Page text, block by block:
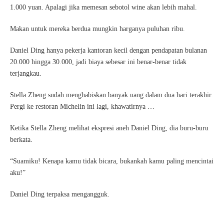
1.000 yuan. Apalagi jika memesan sebotol wine akan lebih mahal.
Makan untuk mereka berdua mungkin harganya puluhan ribu.
Daniel Ding hanya pekerja kantoran kecil dengan pendapatan bulanan
20.000 hingga 30.000, jadi biaya sebesar ini benar-benar tidak
terjangkau.
Stella Zheng sudah menghabiskan banyak uang dalam dua hari terakhir.
Pergi ke restoran Michelin ini lagi, khawatirnya …
Ketika Stella Zheng melihat ekspresi aneh Daniel Ding, dia buru-buru
berkata.
“Suamiku! Kenapa kamu tidak bicara, bukankah kamu paling mencintai
aku!”
Daniel Ding terpaksa mengangguk.